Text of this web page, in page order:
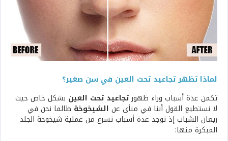
لماذا تظهر تجاعيد تحت العين في سن صغير؟
تكمن عدة أسباب وراء ظهورتجاعيد تحت العين بشكل خاص حيث
لا نستطيع القول أننا في منأى عن الشيخوخة طالما نحن في
ريعان الشباب إذ توجد عدة أسباب تسرع من عملية شيخوخة الجلد
المبكرة منها: